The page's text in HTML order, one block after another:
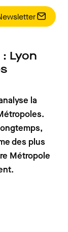
Lyon
la
des plus
Métropole